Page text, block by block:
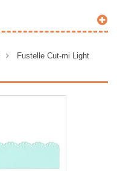
>
Fustelle Cut-mi Light